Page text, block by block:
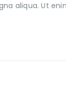
aliqua. Ut